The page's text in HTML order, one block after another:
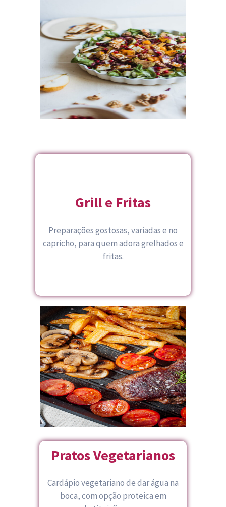
Grill e Fritas
Preparações gostosas, variadas e no
capricho, para quem adora grelhados e
fritas.
Pratos Vegetarianos
Cardápio vegetariano de dar água na
boca, com opção proteica em